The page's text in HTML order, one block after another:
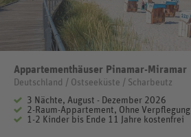
Appartementhäuser Pinamar-Miramar
Deutschland / Ostseeküste / Scharbeutz
3 Nächte, August - Dezember 2026
2-Raum-Appartement, Ohne Verpflegung
1-2 Kinder bis Ende 11 Jahre kostenfrei